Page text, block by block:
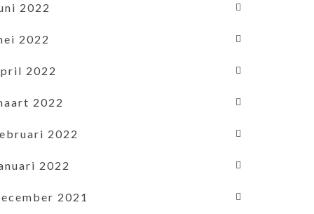
2022
2022
2022
2022
2022
2022
2021